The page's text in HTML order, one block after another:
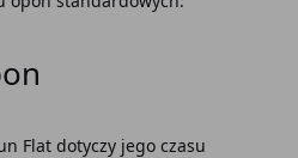
Flat dotyczy jego czasu